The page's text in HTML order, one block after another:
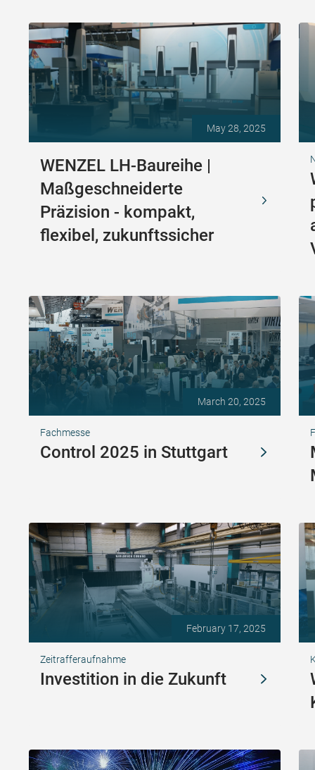
May 28, 2025
WENZEL LH-Baureihe |
Maßgeschneiderte
Präzision - kompakt,
flexibel, zukunftssicher
March 20, 2025
Fachmesse
Control 2025 in Stuttgart
February 17, 2025
Zeitrafferaufnahme
Investition in die Zukunft